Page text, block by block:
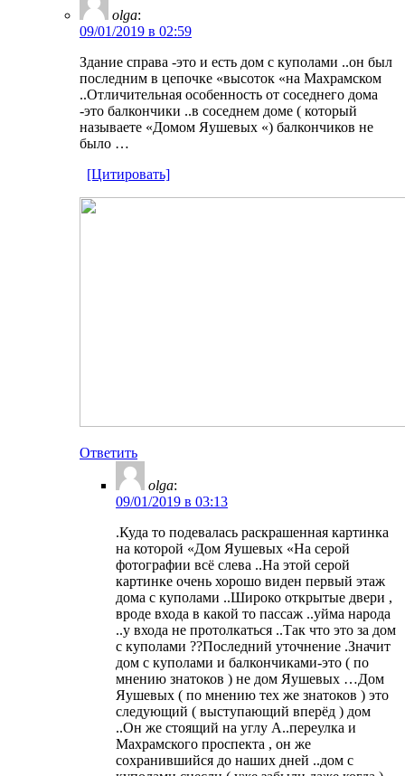
olga:
09/01/2019 в 02:59
Здание справа -это и есть дом с куполами ..он был
последним в цепочке «высоток «на Махрамском
..Отличительная особенность от соседнего дома
-это балкончики ..в соседнем доме ( который
называете «Домом Яушевых «) балкончиков не
было …
[Цитировать]
Ответить
olga:
09/01/2019 в 03:13
.Куда то подевалась раскрашенная картинка
на которой «Дом Яушевых «На серой
фотографии всё слева ..На этой серой
картинке очень хорошо виден первый этаж
дома с куполами ..Широко открытые двери ,
вроде входа в какой то пассаж ..уйма народа
..у входа не протолкаться ..Так что это за дом
с куполами ??Последний уточнение .Значит
дом с куполами и балкончиками-это ( по
мнению знатоков ) не дом Яушевых …Дом
Яушевых ( по мнению тех же знатоков ) это
следующий ( выступающий вперёд ) дом
..Он же стоящий на углу А..переулка и
Махрамского проспекта , он же
сохранившийся до наших дней ..дом с